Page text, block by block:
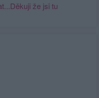
že jsi tu